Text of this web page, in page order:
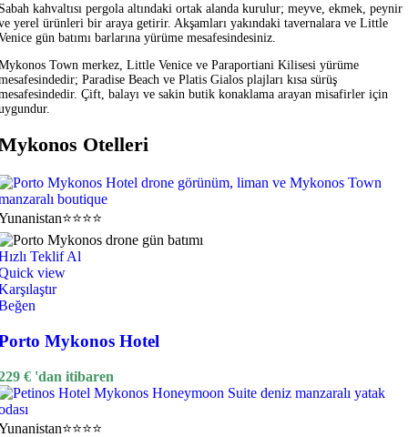
kahvaltısı pergola altındaki ortak alanda kurulur; meyve, ekmek, peynir
yerel ürünleri bir araya getirir. Akşamları yakındaki tavernalara ve Little
gün batımı barlarına yürüme mesafesindesiniz.
Town merkez, Little Venice ve Paraportiani Kilisesi yürüme
Paradise Beach ve Platis Gialos plajları kısa sürüş
Çift, balayı ve sakin butik konaklama arayan misafirler için
Otelleri
⭐⭐⭐⭐
Teklif Al
view
Mykonos Hotel
€ 'dan itibaren
⭐⭐⭐⭐